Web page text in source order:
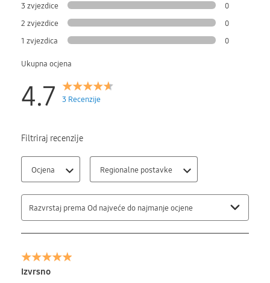
3 zvjezdice 0
2 zvjezdice 0
1 zvjezdica 0
Ukupna ocjena
4.7 3 Recenzije
Filtriraj recenzije
Ocjena Regionalne postavke
Razvrstaj prema Od najveće do najmanje ocjene
Izvrsno